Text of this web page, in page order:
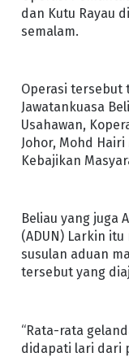
dan Kutu Rayau
semalam.
Operasi tersebut
Jawatankuasa
Usahawan,
Johor, Mohd
Kebajikan
Beliau yang juga
(ADUN) Larkin
susulan aduan
tersebut yang
“Rata-rata
didapati lari dari